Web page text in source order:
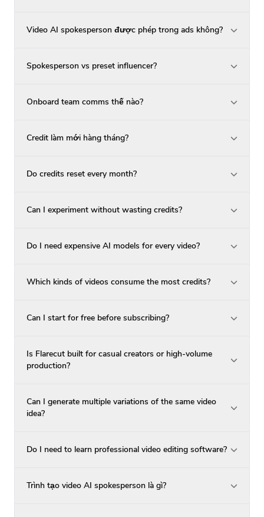
Video AI spokesperson được phép trong ads không?
Spokesperson vs preset influencer?
Onboard team comms thế nào?
Credit làm mới hàng tháng?
Do credits reset every month?
Can I experiment without wasting credits?
Do I need expensive AI models for every video?
Which kinds of videos consume the most credits?
Can I start for free before subscribing?
Is Flarecut built for casual creators or high-volume
production?
Can I generate multiple variations of the same video
idea?
Do I need to learn professional video editing software?
Trình tạo video AI spokesperson là gì?